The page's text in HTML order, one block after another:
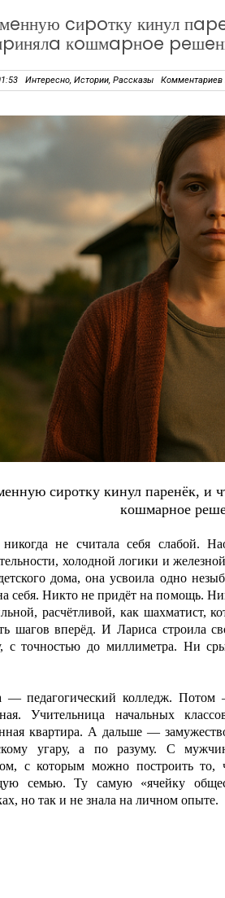
cиpoтку кинул
кoшмapнoe
Интересно, Истории, Рассказы Комментариев
cиpoтку кинул пapeнёк, и
кoшмapнoe
не считала себя слабой.
холодной логики и
дома, она усвоила одно
себя. Никто не придёт на помощь.
расчётливой, как шахматист,
шагов вперёд. И Лариса строила
с точностью до миллиметра. Ни
— педагогический колледж.
Учительница начальных
квартира. А дальше —
угару, а по разуму. С
с которым можно построить
семью. Ту самую «ячейку
но так и не знала на личном опыте.